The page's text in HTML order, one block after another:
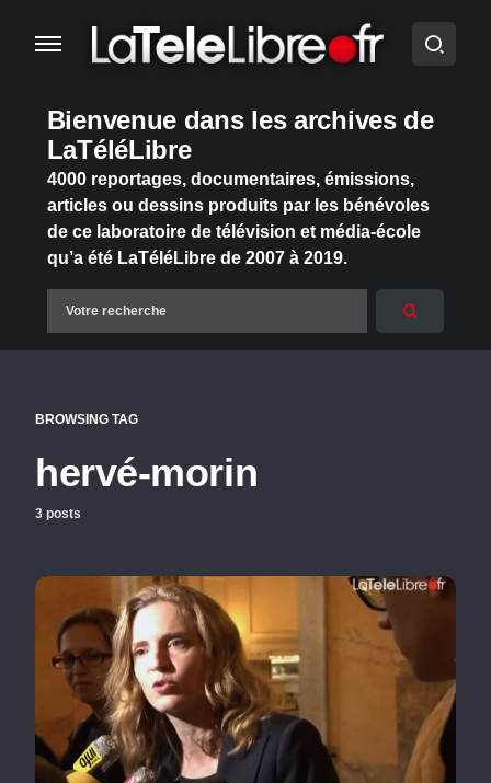
Bienvenue dans les archives de
LaTéléLibre
4000 reportages, documentaires, émissions,
articles ou dessins produits par les bénévoles
de ce laboratoire de télévision et média-école
qu’a été LaTéléLibre de 2007 à 2019.
BROWSING TAG
hervé-morin
3 posts